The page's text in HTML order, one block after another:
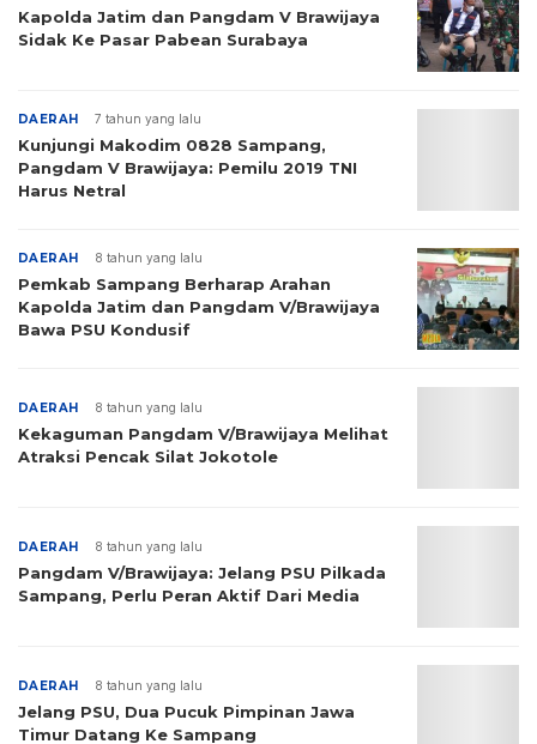
Kapolda Jatim dan Pangdam V Brawijaya
Sidak Ke Pasar Pabean Surabaya
DAERAH 7 tahun yang lalu
Kunjungi Makodim 0828 Sampang,
Pangdam V Brawijaya: Pemilu 2019 TNI
Harus Netral
DAERAH 8 tahun yang lalu
Pemkab Sampang Berharap Arahan
Kapolda Jatim dan Pangdam V/Brawijaya
Bawa PSU Kondusif
DAERAH 8 tahun yang lalu
Kekaguman Pangdam V/Brawijaya Melihat
Atraksi Pencak Silat Jokotole
DAERAH 8 tahun yang lalu
Pangdam V/Brawijaya: Jelang PSU Pilkada
Sampang, Perlu Peran Aktif Dari Media
DAERAH 8 tahun yang lalu
Jelang PSU, Dua Pucuk Pimpinan Jawa
Timur Datang Ke Sampang